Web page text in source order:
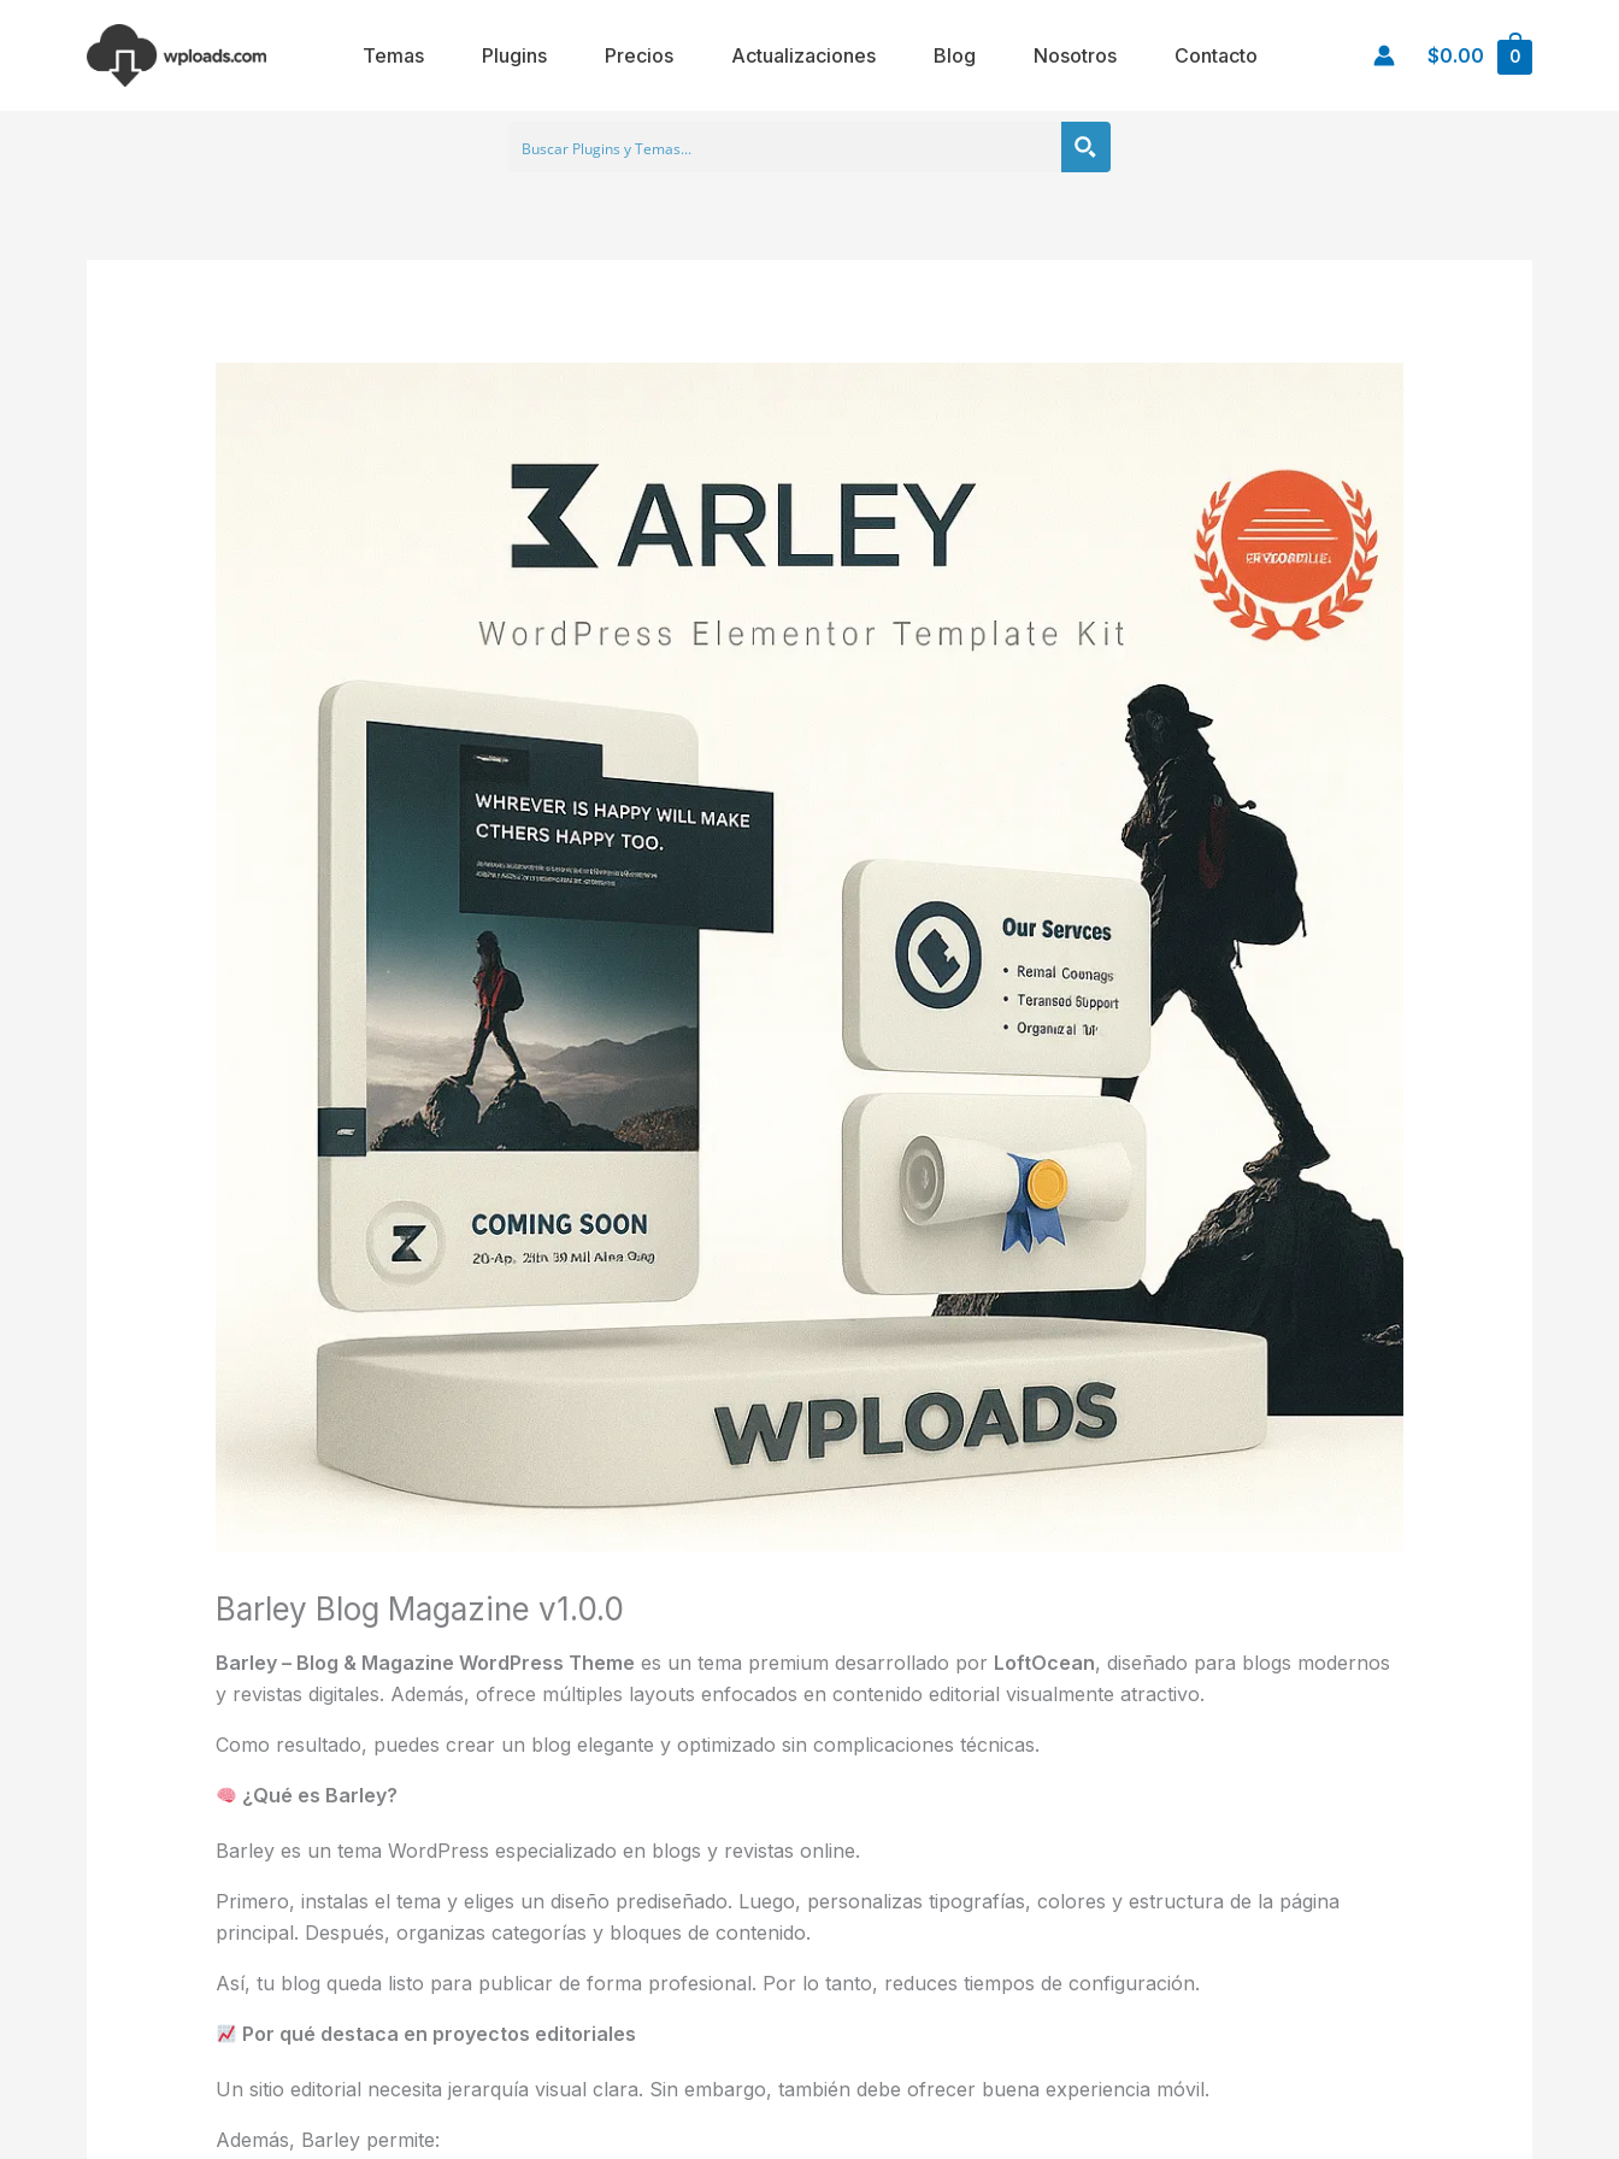
Temas Plugins Precios Actualizaciones Blog Nosotros Contacto $0.00 0
Barley Blog Magazine v1.0.0
Barley – Blog & Magazine WordPress Theme es un tema premium desarrollado por LoftOcean, diseñado para blogs modernos
y revistas digitales. Además, ofrece múltiples layouts enfocados en contenido editorial visualmente atractivo.
Como resultado, puedes crear un blog elegante y optimizado sin complicaciones técnicas.
¿Qué es Barley?
Barley es un tema WordPress especializado en blogs y revistas online.
Primero, instalas el tema y eliges un diseño prediseñado. Luego, personalizas tipografías, colores y estructura de la página
principal. Después, organizas categorías y bloques de contenido.
Así, tu blog queda listo para publicar de forma profesional. Por lo tanto, reduces tiempos de configuración.
Por qué destaca en proyectos editoriales
Un sitio editorial necesita jerarquía visual clara. Sin embargo, también debe ofrecer buena experiencia móvil.
Además, Barley permite: